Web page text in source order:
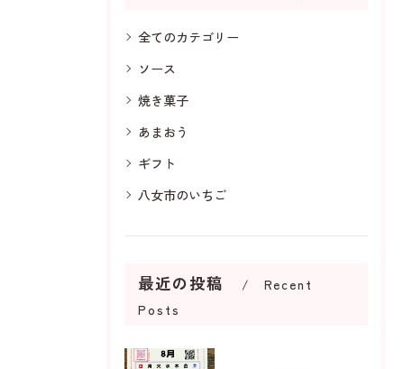
全てのカテゴリー
ソース
焼き菓子
あまおう
ギフト
八女市のいちご
最近の投稿
Recent
Posts